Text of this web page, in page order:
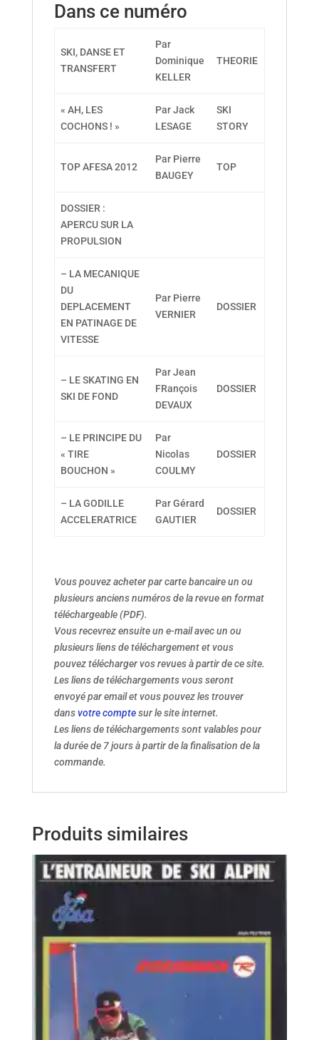
Dans ce numéro
SKI, DANSE ET
TRANSFERT
Par
Dominique
KELLER
THEORIE
« AH, LES
COCHONS ! »
Par Jack
LESAGE
SKI
STORY
TOP AFESA 2012
Par Pierre
BAUGEY
TOP
DOSSIER :
APERCU SUR LA
PROPULSION
– LA MECANIQUE
DU
DEPLACEMENT
EN PATINAGE DE
VITESSE
Par Pierre
VERNIER
DOSSIER
– LE SKATING EN
SKI DE FOND
Par Jean
FRançois
DEVAUX
DOSSIER
– LE PRINCIPE DU
« TIRE
BOUCHON »
Par
Nicolas
COULMY
DOSSIER
– LA GODILLE
ACCELERATRICE
Par Gérard
GAUTIER
DOSSIER
Vous pouvez acheter par carte bancaire un ou
plusieurs anciens numéros de la revue en format
téléchargeable (PDF).
Vous recevrez ensuite un e-mail avec un ou
plusieurs liens de téléchargement et vous
pouvez télécharger vos revues à partir de ce site.
Les liens de téléchargements vous seront
envoyé par email et vous pouvez les trouver
dansvotre comptesur le site internet.
Les liens de téléchargements sont valables pour
la durée de 7 jours à partir de la finalisation de la
commande.
Produits similaires